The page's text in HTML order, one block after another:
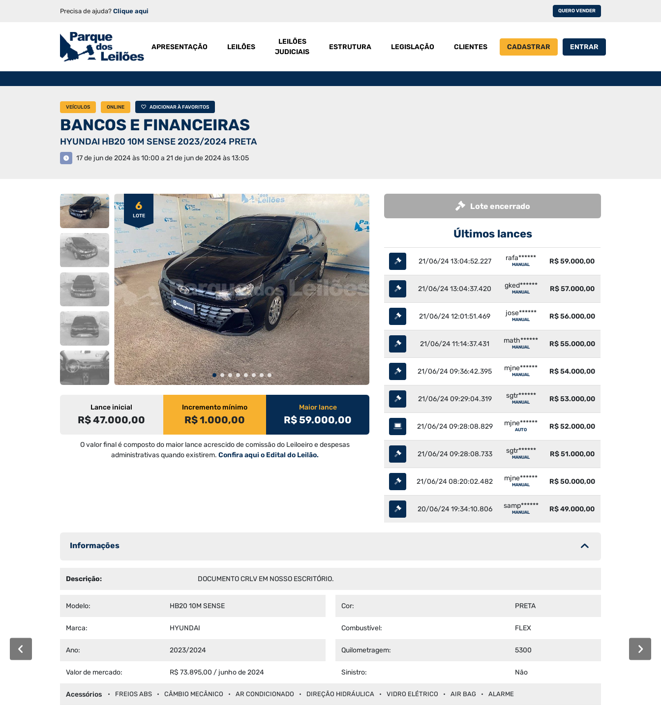
Precisa de ajuda? Clique aqui QUERO VENDER
APRESENTAÇÃO LEILÕES
LEILÕES
JUDICIAIS
ESTRUTURA LEGISLAÇÃO CLIENTES CADASTRAR ENTRAR
VEÍCULOS ONLINE ADICIONAR À FAVORITOS
BANCOS E FINANCEIRAS
HYUNDAI HB20 10M SENSE 2023/2024 PRETA
17 de jun de 2024 às 10:00 a 21 de jun de 2024 às 13:05
6
LOTE
Lance inicial
R$ 47.000,00
Incremento mínimo
R$ 1.000,00
Maior lance
R$ 59.000,00
O valor final é composto do maior lance acrescido de comissão do Leiloeiro e despesas
administrativas quando existirem. Confira aqui o Edital do Leilão.
Lote encerrado
Últimos lances
21/06/24 13:04:52.227 rafa******
MANUAL R$ 59.000,00
21/06/24 13:04:37.420 gked******
MANUAL R$ 57.000,00
21/06/24 12:01:51.469 jose******
MANUAL R$ 56.000,00
21/06/24 11:14:37.431 math******
MANUAL R$ 55.000,00
21/06/24 09:36:42.395 mjne******
MANUAL R$ 54.000,00
21/06/24 09:29:04.319 sgtr******
MANUAL R$ 53.000,00
21/06/24 09:28:08.829 mjne******
AUTO R$ 52.000,00
21/06/24 09:28:08.733 sgtr******
MANUAL R$ 51.000,00
21/06/24 08:20:02.482 mjne******
MANUAL R$ 50.000,00
20/06/24 19:34:10.806 samp******
MANUAL R$ 49.000,00
Informações
Descrição: DOCUMENTO CRLV EM NOSSO ESCRITÓRIO.
Modelo: HB20 10M SENSE
Marca: HYUNDAI
Ano: 2023/2024
Valor de mercado: R$ 73.895,00 / junho de 2024
Cor: PRETA
Combustível: FLEX
Quilometragem: 5300
Sinistro: Não
Acessórios FREIOS ABS CÂMBIO MECÂNICO AR CONDICIONADO DIREÇÃO HIDRÁULICA VIDRO ELÉTRICO AIR BAG ALARME